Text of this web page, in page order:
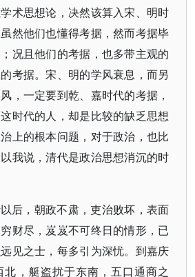
术思想论，决然该算入宋、明时
然他们也懂得考据，然而考据毕
况且他们的考据，也多带主观的
考据。宋、明的学风衰息，而另
，一定要到乾、嘉时代的考据，
时代的人，却是比较的缺乏思想
上的根本问题，对于政治，也比
我说，清代是政治思想消沉的时
后，朝政不肃，吏治败坏，表面
财尽，岌岌不可终日的情形，已
见之士，每多引为深忧。到嘉庆
北，艇盗扰于东南，五口通商之